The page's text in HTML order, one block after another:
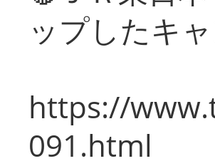
ップしたキ
https://
091.html